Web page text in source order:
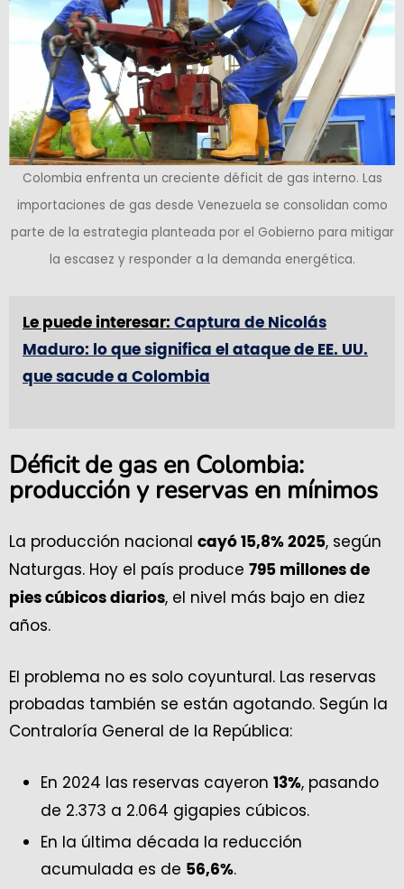
Colombia enfrenta un creciente déficit de gas interno. Las
importaciones de gas desde Venezuela se consolidan como
parte de la estrategia planteada por el Gobierno para mitigar
la escasez y responder a la demanda energética.
Le puede interesar: Captura de Nicolás
Maduro: lo que significa el ataque de EE. UU.
que sacude a Colombia
Déficit de gas en Colombia:
producción y reservas en mínimos
La producción nacional cayó 15,8% 2025, según
Naturgas. Hoy el país produce 795 millones de
pies cúbicos diarios, el nivel más bajo en diez
años.
El problema no es solo coyuntural. Las reservas
probadas también se están agotando. Según la
Contraloría General de la República:
En 2024 las reservas cayeron 13%, pasando
de 2.373 a 2.064 gigapies cúbicos.
En la última década la reducción
acumulada es de 56,6%.